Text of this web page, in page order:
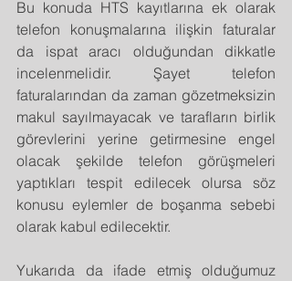
Bu konuda HTS kayıtlarına ek olarak
telefon konuşmalarına ilişkin faturalar
da ispat aracı olduğundan dikkatle
incelenmelidir. Şayet telefon
faturalarından da zaman gözetmeksizin
makul sayılmayacak ve tarafların birlik
görevlerini yerine getirmesine engel
olacak şekilde telefon görüşmeleri
yaptıkları tespit edilecek olursa söz
konusu eylemler de boşanma sebebi
olarak kabul edilecektir.
Yukarıda da ifade etmiş olduğumuz